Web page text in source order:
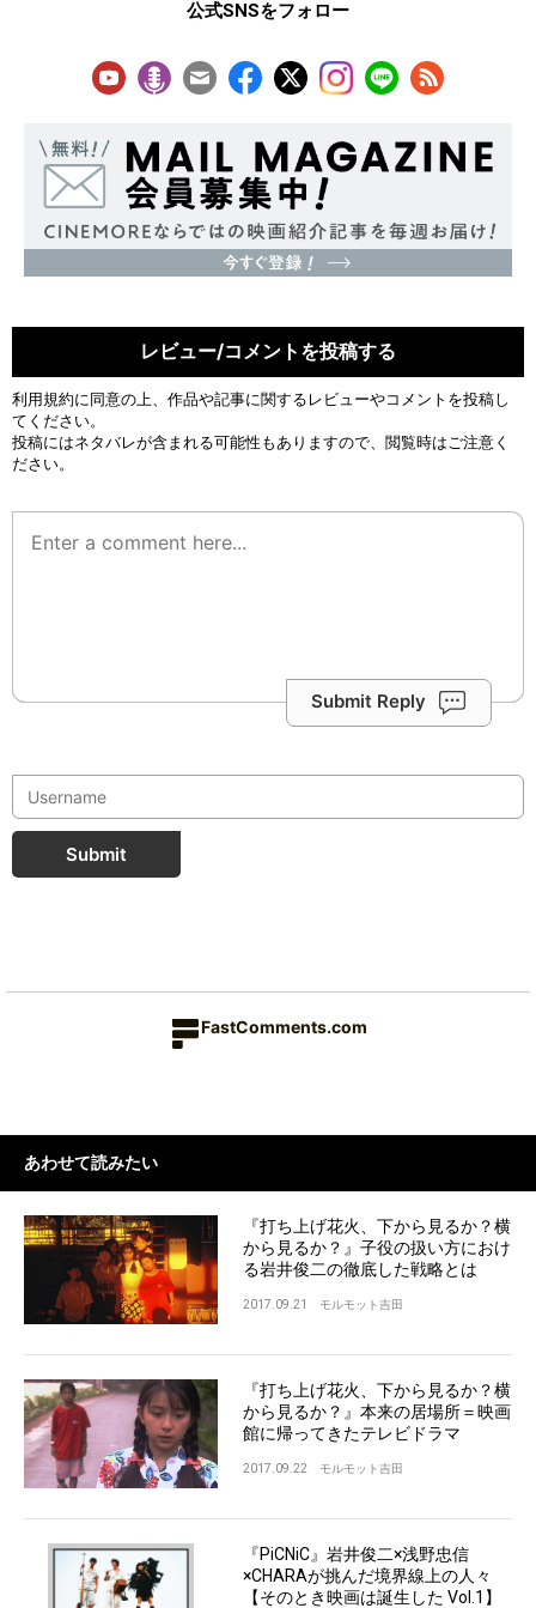
公式SNSをフォロー
レビュー/コメントを投稿する
利用規約に同意の上、作品や記事に関するレビューやコメントを投稿し
てください。
投稿にはネタバレが含まれる可能性もありますので、閲覧時はご注意く
ださい。
Submit Reply
Submit
FastComments.com
あわせて読みたい
『打ち上げ花火、下から見るか？横
から見るか？』子役の扱い方におけ
る岩井俊二の徹底した戦略とは
2017.09.21 モルモット吉田
『打ち上げ花火、下から見るか？横
から見るか？』本来の居場所＝映画
館に帰ってきたテレビドラマ
2017.09.22 モルモット吉田
『PiCNiC』岩井俊二×浅野忠信
×CHARAが挑んだ境界線上の人々
【そのとき映画は誕生した Vol.1】